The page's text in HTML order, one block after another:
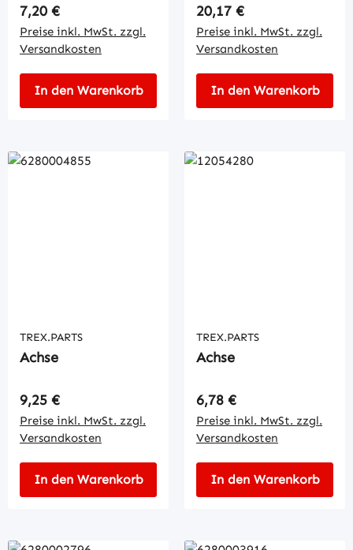
Regulärer Preis:
7,20 €
Preise inkl. MwSt. zzgl.
Versandkosten
In den Warenkorb
Regulärer Preis:
20,17 €
Preise inkl. MwSt. zzgl.
Versandkosten
In den Warenkorb
TREX.PARTS
Achse
Regulärer Preis:
9,25 €
Preise inkl. MwSt. zzgl.
Versandkosten
In den Warenkorb
TREX.PARTS
Achse
Regulärer Preis:
6,78 €
Preise inkl. MwSt. zzgl.
Versandkosten
In den Warenkorb